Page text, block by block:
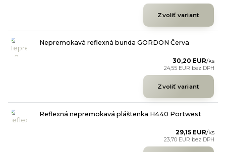
Zvoliť variant
Nepremokavá reflexná bunda GORDON Červa
30,20 EUR/ks
24,55 EUR bez DPH
Zvoliť variant
Reflexná nepremokavá pláštenka H440 Portwest
29,15 EUR/ks
23,70 EUR bez DPH